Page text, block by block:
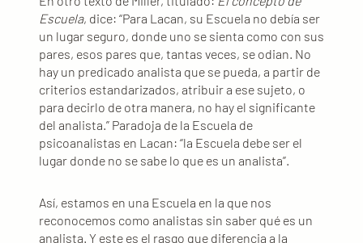
Escuela, dice: “Para Lacan, su Escuela no debía ser
un lugar seguro, donde uno se sienta como con sus
pares, esos pares que, tantas veces, se odian. No
hay un predicado analista que se pueda, a partir de
criterios estandarizados, atribuir a ese sujeto, o
para decirlo de otra manera, no hay el significante
del analista.” Paradoja de la Escuela de
psicoanalistas en Lacan: “la Escuela debe ser el
lugar donde no se sabe lo que es un analista”.
Así, estamos en una Escuela en la que nos
reconocemos como analistas sin saber qué es un
analista. Y este es el rasgo que diferencia a la